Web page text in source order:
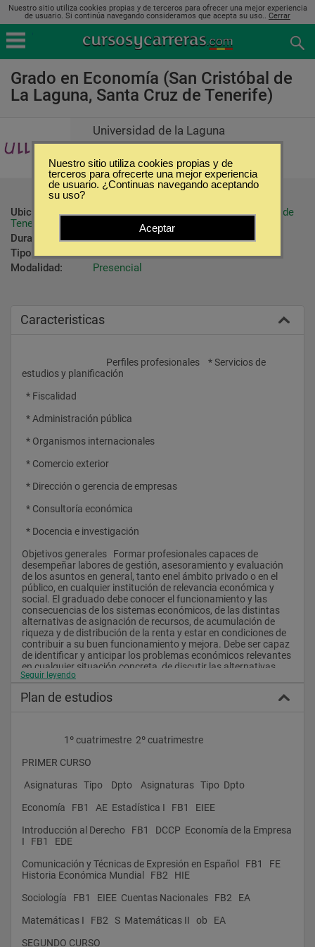
Nuestro sitio utiliza cookies propias y de terceros para ofrecer una mejor experiencia
de usuario. Si continúa navegando consideramos que acepta su uso.. Cerrar
Grado en Economía (San Cristóbal de
La Laguna, Santa Cruz de Tenerife)
Universidad de la Laguna
Ubicación:
San Cristóbal de La Laguna - Santa Cruz de
Tenerife
Duración:
4 Años
Tipo:
Carreras Universitarias
Modalidad:
Presencial
Caracteristicas
estudios y planificación
  * Fiscalidad
  * Administración pública
  * Organismos internacionales
  * Comercio exterior
  * Dirección o gerencia de empresas
  * Consultoría económica
  * Docencia e investigación
Objetivos generales   Formar profesionales capaces de
desempeñar labores de gestión, asesoramiento y evaluación
de los asuntos en general, tanto enel ámbito privado o en el
público, en cualquier institución de relevancia económica y
social. El graduado debe conocer el funcionamiento y las
consecuencias de los sistemas económicos, de las distintas
alternativas de asignación de recursos, de acumulación de
riqueza y de distribución de la renta y estar en condiciones de
contribuir a su buen funcionamiento y mejora. Debe ser capaz
de identificar y anticipar los problemas económicos relevantes
en cualquier situación concreta, de discutir las alternativas
que facilitan su resolución, de seleccionar las más adecuadas
Licenciado en Economía, el cual se ha venido impartiendo en la
Facultad de Ciencias Económicas y Empresariales de la
Universidad de La Laguna, bajo distintas denominaciones,
desde el curso 1976/77, tras la creación de la mencionada
Facultad en el año 1975.
El título oficial de Grado en Economía, al constituir la
adaptación de la Licenciatura de Economía al nuevo marco
normativo que regula la enseñanza superior en España (Real
Decreto 1393/2007, de 29 de octubre), se imparte en la
práctica totalidad de las universidades españolas, así como en
las principales universidades europeas y del resto del mundo.
En el diseño de esta nueva titulación ofertada por la Facultad
de Ciencias Económicas y Empresariales de la ULL, que
Seguir leyendo
Plan de estudios
                    1º cuatrimestre  2º cuatrimestre
PRIMER CURSO
Asignaturas   Tipo    Dpto    Asignaturas   Tipo  Dpto
Economía   FB1   AE  Estadística I   FB1   EIEE
Introducción al Derecho   FB1   DCCP  Economía de la Empresa
I   FB1   EDE
Comunicación y Técnicas de Expresión en Español   FB1   FE
Historia Económica Mundial   FB2   HIE
Sociología   FB1   EIEE  Cuentas Nacionales   FB2   EA
Matemáticas I   FB2   S  Matemáticas II   ob   EA
SEGUNDO CURSO
Nuestro sitio utiliza cookies propias y de
terceros para ofrecerte una mejor experiencia
de usuario. ¿Continuas navegando aceptando
su uso?
Aceptar